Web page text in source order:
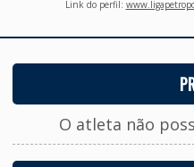
Link do perfil:
O atleta não